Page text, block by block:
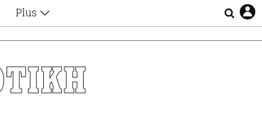
Plus
Αφιερώματα
Ζώδια